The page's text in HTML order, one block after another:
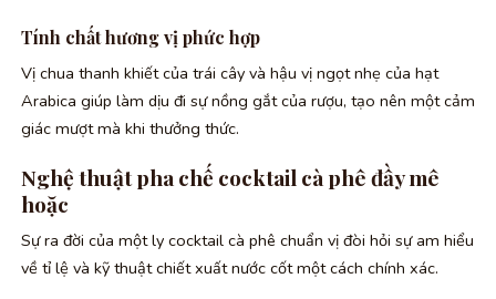
Tính chất hương vị phức hợp
Vị chua thanh khiết của trái cây và hậu vị ngọt nhẹ của hạt
Arabica giúp làm dịu đi sự nồng gắt của rượu, tạo nên một cảm
giác mượt mà khi thưởng thức.
Nghệ thuật pha chế cocktail cà phê đầy mê
hoặc
Sự ra đời của một ly cocktail cà phê chuẩn vị đòi hỏi sự am hiểu
về tỉ lệ và kỹ thuật chiết xuất nước cốt một cách chính xác.